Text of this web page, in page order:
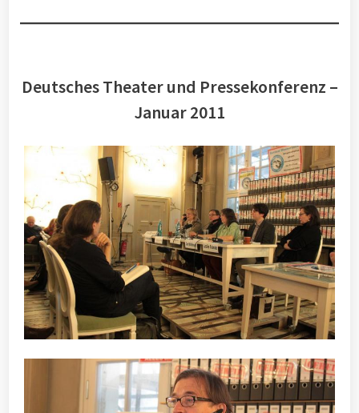
Deutsches Theater und Pressekonferenz –
Januar 2011